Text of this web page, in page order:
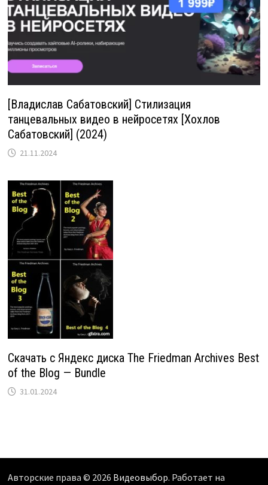
[Владислав Сабатовский] Стилизация
танцевальных видео в нейросетях [Хохлов
Сабатовский] (2024)
21.11.2024
Скачать с Яндекс диска The Friedman Archives Best
of the Blog — Bundle
31.01.2024
Авторские права © 2026 Видеовыбор. Работает на